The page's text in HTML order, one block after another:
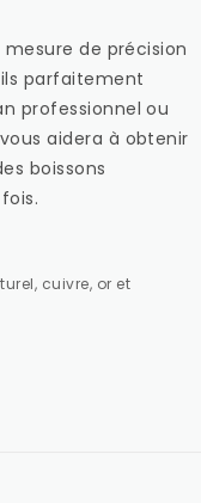
de précision
parfaitement
professionnel ou
aidera à obtenir
boissons
cuivre, or et